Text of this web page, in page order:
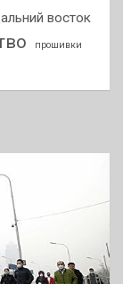
восток
прошивки